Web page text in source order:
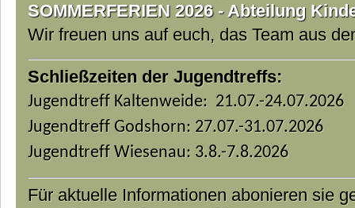
SOMMERFERIEN 2026 - Abteilung
Wir freuen uns auf euch, das Team aus
Schließzeiten der Jugendtreffs:
Jugendtreff Kaltenweide: 21.07.-24.07.2026
Jugendtreff Godshorn: 27.07.-31.07.2026
Jugendtreff Wiesenau: 3.8.-7.8.2026
Für aktuelle Informationen abonieren sie